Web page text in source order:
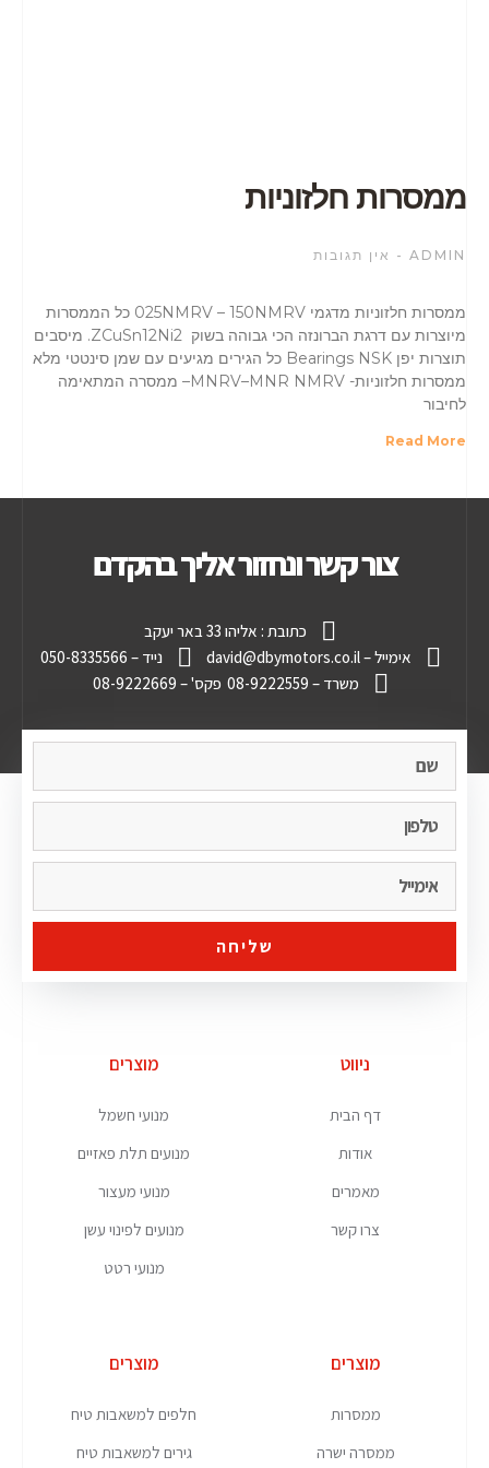
ממסרות חלזוניות
ADMIN אין תגובות
ממסרות חלזוניות מדגמי 025NMRV – 150NMRV כל הממסרות
מיוצרות עם דרגת הברונזה הכי גבוהה בשוק ZCuSn12Ni2. מיסבים
תוצרות יפן Bearings NSK כל הגירים מגיעים עם שמן סינטטי מלא
ממסרות חלזוניות- MNRV–MNR NMRV– ממסרה המתאימה
לחיבור
Read More
צור קשר ונחזור אליך בהקדם
כתובת : אליהו 33 באר יעקב
אימייל – david@dbymotors.co.il
נייד – 050-8335566
משרד – 08-9222559
פקס' – 08-9222669
שליחה
ניווט
דף הבית
אודות
מאמרים
צרו קשר
מוצרים
מנועי חשמל
מנועים תלת פאזיים
מנועי מעצור
מנועים לפינוי עשן
מנועי רטט
מוצרים
ממסרות
ממסרה ישרה
מוצרים
חלפים למשאבות טיח
גירים למשאבות טיח